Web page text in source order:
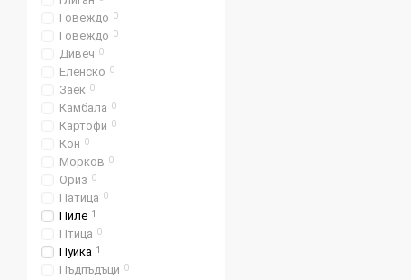
Говеждо 0
Говеждо 0
Дивеч 0
Еленско 0
Заек 0
Камбала 0
Картофи 0
Кон 0
Морков 0
Ориз 0
Патица 0
Пиле 1
Птица 0
Пуйка 1
Пъдпъдъци 0